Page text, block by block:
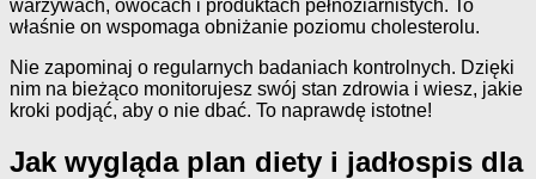
warzywach, owocach i produktach pełnoziarnistych. To
właśnie on wspomaga obniżanie poziomu cholesterolu.
Nie zapominaj o regularnych badaniach kontrolnych. Dzięki
nim na bieżąco monitorujesz swój stan zdrowia i wiesz, jakie
kroki podjąć, aby o nie dbać. To naprawdę istotne!
Jak wygląda plan diety i jadłospis dla